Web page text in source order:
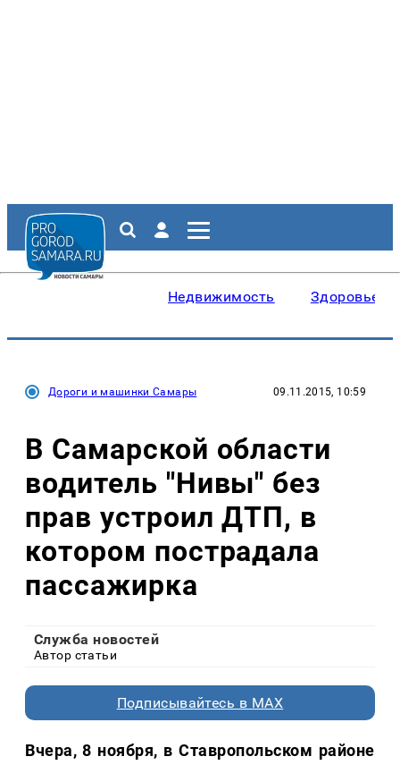
Недвижимость Здоровье
Дороги и машинки Самары 09.11.2015, 10:59
В Самарской области
водитель "Нивы" без
прав устроил ДТП, в
котором пострадала
пассажирка
Служба новостей
Автор статьи
Подписывайтесь в MAX
Вчера, 8 ноября, в Ставропольском районе